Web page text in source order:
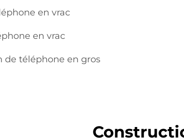
en vrac
en vrac
de téléphone en gros